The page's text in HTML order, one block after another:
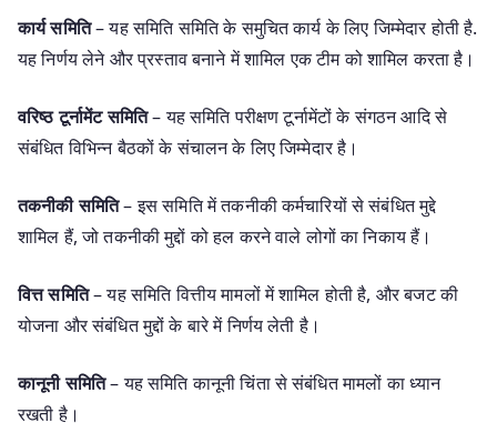
कार्य समिति– यह समिति समिति के समुचित कार्य के लिए जिम्मेदार होती है.
यह निर्णय लेने और प्रस्ताव बनाने में शामिल एक टीम को शामिल करता है।
वरिष्ठ टूर्नामेंट समिति– यह समिति परीक्षण टूर्नामेंटों के संगठन आदि से
संबंधित विभिन्न बैठकों के संचालन के लिए जिम्मेदार है।
तकनीकी समिति– इस समिति में तकनीकी कर्मचारियों से संबंधित मुद्दे
शामिल हैं, जो तकनीकी मुद्दों को हल करने वाले लोगों का निकाय हैं।
वित्त समिति– यह समिति वित्तीय मामलों में शामिल होती है, और बजट की
योजना और संबंधित मुद्दों के बारे में निर्णय लेती है।
कानूनी समिति– यह समिति कानूनी चिंता से संबंधित मामलों का ध्यान
रखती है।